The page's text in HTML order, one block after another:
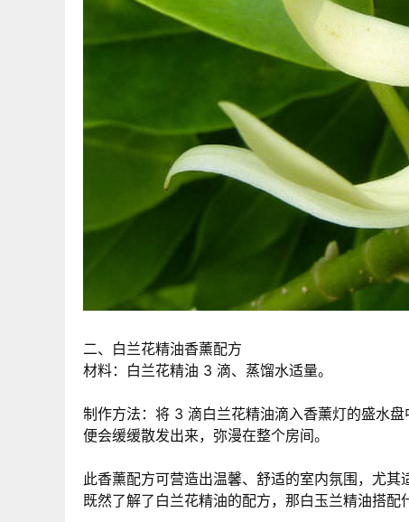
二、白兰花精油香薰配方
材料：白兰花精油 3 滴、蒸馏水适量。
制作方法：将 3 滴白兰花精油滴入香薰灯的盛水
便会缓缓散发出来，弥漫在整个房间。
此香薰配方可营造出温馨、舒适的室内氛围，尤其
既然了解了白兰花精油的配方，那白玉兰精油搭配